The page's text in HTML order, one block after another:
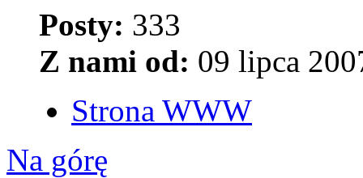
Posty: 333
Z nami od: 09 lipca
Strona WWW
Na górę